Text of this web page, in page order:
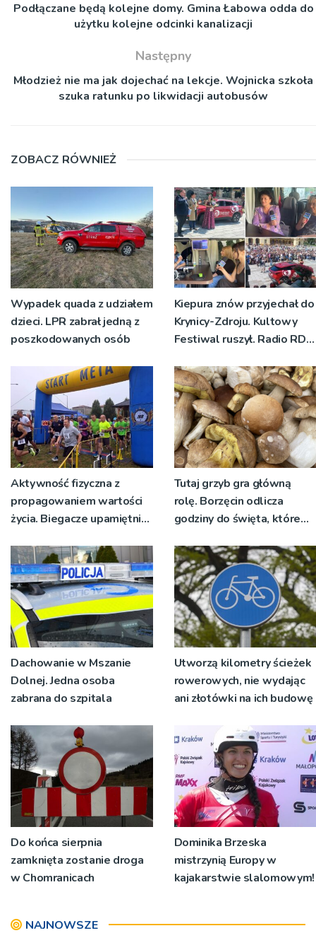
Podłączane będą kolejne domy. Gmina Łabowa odda do
użytku kolejne odcinki kanalizacji
Następny
Młodzież nie ma jak dojechać na lekcje. Wojnicka szkoła
szuka ratunku po likwidacji autobusów
ZOBACZ RÓWNIEŻ
Wypadek quada z udziałem
dzieci. LPR zabrał jedną z
poszkodowanych osób
Kiepura znów przyjechał do
Krynicy-Zdroju. Kultowy
Festiwal ruszył. Radio RDN
żywo [ZDJĘCIA]
Aktywność fizyczna z
propagowaniem wartości
życia. Biegacze upamiętnili
Tutaj grzyb gra główną
rolę. Borzęcin odlicza
godziny do święta, które
pokoleń
Dachowanie w Mszanie
Dolnej. Jedna osoba
zabrana do szpitala
Utworzą kilometry ścieżek
rowerowych, nie wydając
ani złotówki na ich budowę
Do końca sierpnia
zamknięta zostanie droga
w Chomranicach
Dominika Brzeska
mistrzynią Europy w
kajakarstwie slalomowym!
NAJNOWSZE